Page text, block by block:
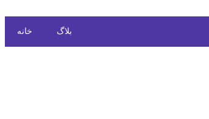
خانه بلاگ